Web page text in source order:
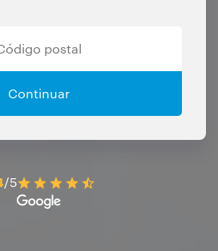
Continuar
/5